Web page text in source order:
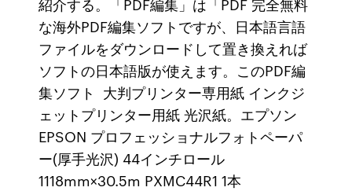
な海外PDF編集ソフトですが、日本語言語
ファイルをダウンロードして置き換えれば
ソフトの日本語版が使えます。このPDF編
集ソフト 大判プリンター専用紙 インクジ
ェットプリンター用紙 光沢紙。エプソン
EPSON プロフェッショナルフォトペーパ
ー(厚手光沢) 44インチロール
1118mm×30.5m PXMC44R1 1本